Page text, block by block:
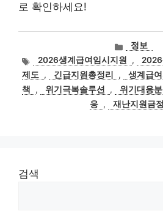
로 확인하세요!
카
테
고
리
정보
태
그
2026생계급여임시지원 , 2026
제도
, 긴급지원총정리 , 생계급
책
, 위기극복솔루션 , 위기대응분
응 , 재난지원금
검색